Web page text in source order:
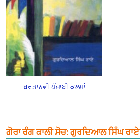
ਬਰਤਾਨਵੀ ਪੰਜਾਬੀ ਕਲਮਾਂ
ਗੋਰਾ ਰੰਗ ਕਾਲੀ ਸੋਚ: ਗੁਰਦਿਆਲ ਸਿੰਘ ਰਾਏ